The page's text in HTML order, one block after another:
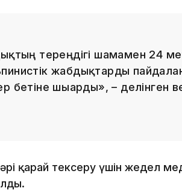
тереңдігі шамамен 24
жабдықтарды
бетіне шығарды», – делінген
қарай тексеру үшін жедел